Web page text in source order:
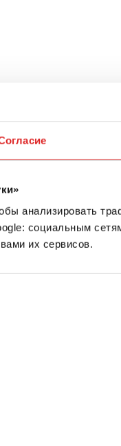
анализировать
социальным
их сервисов.